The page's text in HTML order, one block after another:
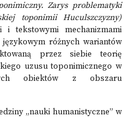
Zarys problematyki
toponimii Huculszczyzny)
i tekstowymi mechanizmami
różnych wariantów
przez siebie teorię
uzusu toponimicznego w
obiektów z obszaru
„nauki humanistyczne” w